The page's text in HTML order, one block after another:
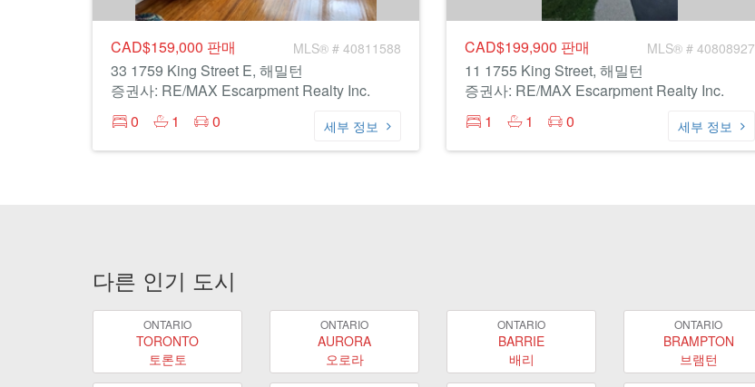
CAD$159,000 판매 MLS® # 40811588
33 1759 King Street E, 해밀턴
증권사: RE/MAX Escarpment Realty Inc.
0
1 0 세부 정보
CAD$199,900 판매 MLS® # 40808927
11 1755 King Street, 해밀턴
증권사: RE/MAX Escarpment Realty Inc.
1
1 0 세부 정보
다른 인기 도시
ONTARIO
TORONTO
토론토
ONTARIO
AURORA
오로라
ONTARIO
BARRIE
배리
ONTARIO
BRAMPTON
브램턴